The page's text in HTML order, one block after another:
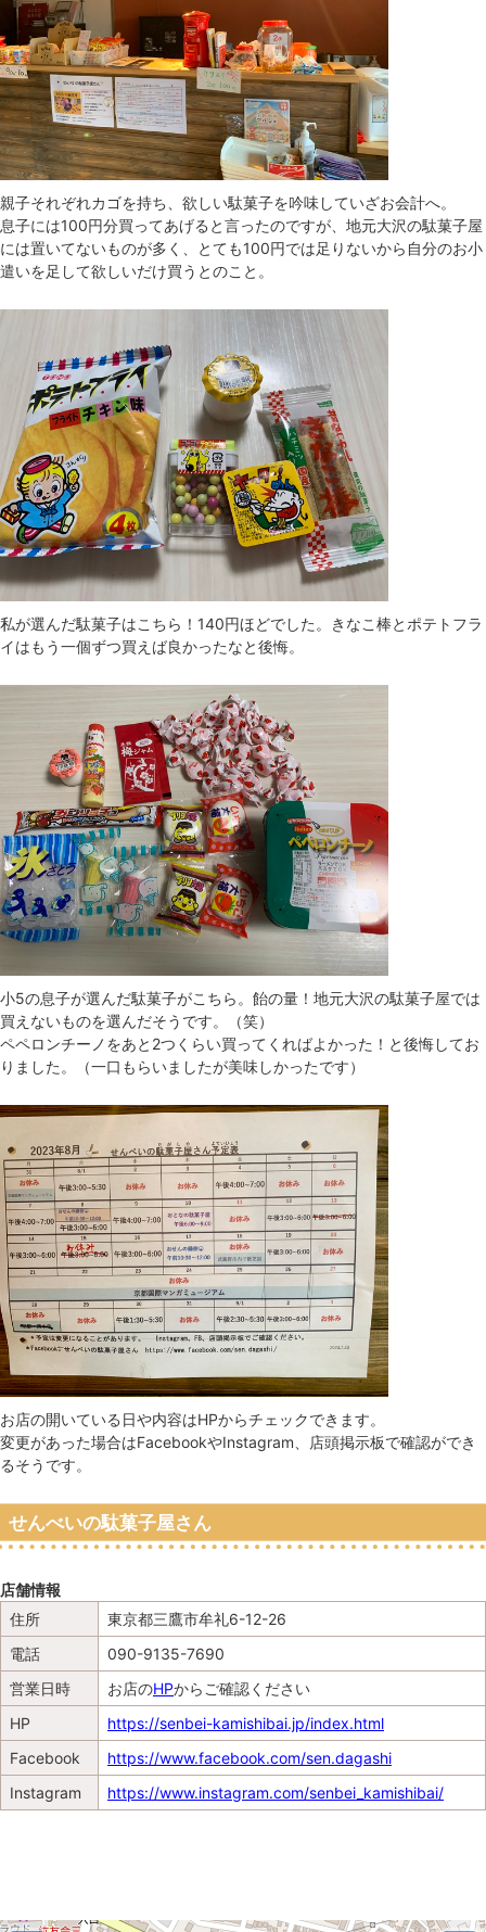
親子それぞれカゴを持ち、欲しい駄菓子を吟味していざお会計へ。
息子には100円分買ってあげると言ったのですが、地元大沢の駄菓子屋
には置いてないものが多く、とても100円では足りないから自分のお小
遣いを足して欲しいだけ買うとのこと。
私が選んだ駄菓子はこちら！140円ほどでした。きなこ棒とポテトフラ
イはもう一個ずつ買えば良かったなと後悔。
小5の息子が選んだ駄菓子がこちら。飴の量！地元大沢の駄菓子屋では
買えないものを選んだそうです。（笑）
ペペロンチーノをあと2つくらい買ってくればよかった！と後悔してお
りました。（一口もらいましたが美味しかったです）
お店の開いている日や内容はHPからチェックできます。
変更があった場合はFacebookやInstagram、店頭掲示板で確認ができ
るそうです。
せんべいの駄菓子屋さん
店舗情報
住所
東京都三鷹市牟礼6-12-26
電話
090-9135-7690
営業日時
お店のHPからご確認ください
HP
https://senbei-kamishibai.jp/index.html
Facebook
https://www.facebook.com/sen.dagashi
Instagram
https://www.instagram.com/senbei_kamishibai/